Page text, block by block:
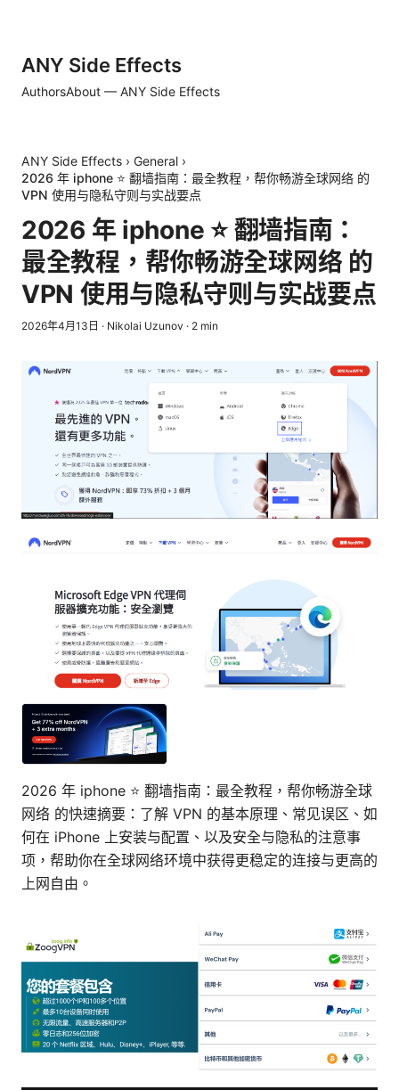
ANY Side Effects
AuthorsAbout — ANY Side Effects
ANY Side Effects › General ›
2026 年 iphone ⭐ 翻墙指南：最全教程，帮你畅游全球网络 的
VPN 使用与隐私守则与实战要点
2026 年 iphone ⭐ 翻墙指南：
最全教程，帮你畅游全球网络 的
VPN 使用与隐私守则与实战要点
2026年4月13日 · Nikolai Uzunov · 2 min
2026 年 iphone ⭐ 翻墙指南：最全教程，帮你畅游全球
网络 的快速摘要：了解 VPN 的基本原理、常见误区、如
何在 iPhone 上安装与配置、以及安全与隐私的注意事
项，帮助你在全球网络环境中获得更稳定的连接与更高的
上网自由。